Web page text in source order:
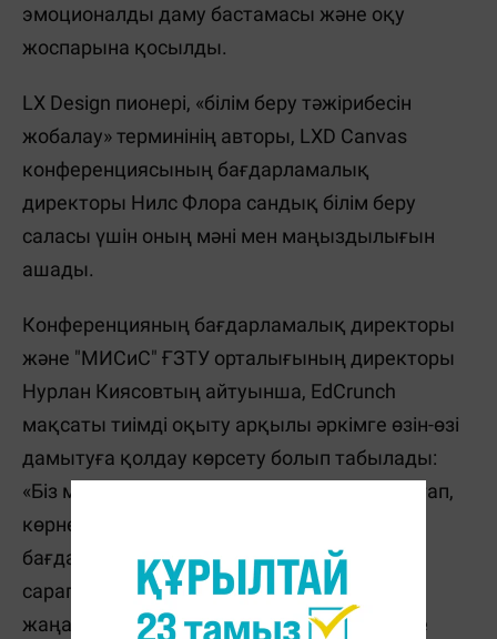
эмоционалды даму бастамасы және оқу
жоспарына қосылды.
LX Design пионері, «білім беру тәжірибесін
жобалау» терминінің авторы, LXD Canvas
конференциясының бағдарламалық
директоры Нилс Флора сандық білім беру
саласы үшін оның мәні мен маңыздылығын
ашады.
Конференцияның бағдарламалық директоры
және "МИСиС" ҒЗТУ орталығының директоры
Нурлан Киясовтың айтуынша, EdCrunch
мақсаты тиімді оқыту арқылы әркімге өзін-өзі
дамытуға қолдау көрсету болып табылады:
«Біз мұғалімдер мен саясаткерлерден бастап,
көрнекті зерттеушілер мен
бағдарламашыларға дейінгі әлемнің үздік
сарапшыларын бірегей идеялары мен
жаңалықтарын кең аудиторияға жеткізуге